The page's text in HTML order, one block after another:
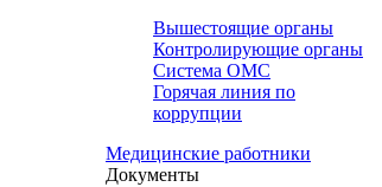
Вышестоящие органы
Контролирующие органы
Система ОМС
Горячая линия по
коррупции
Медицинские работники
Документы